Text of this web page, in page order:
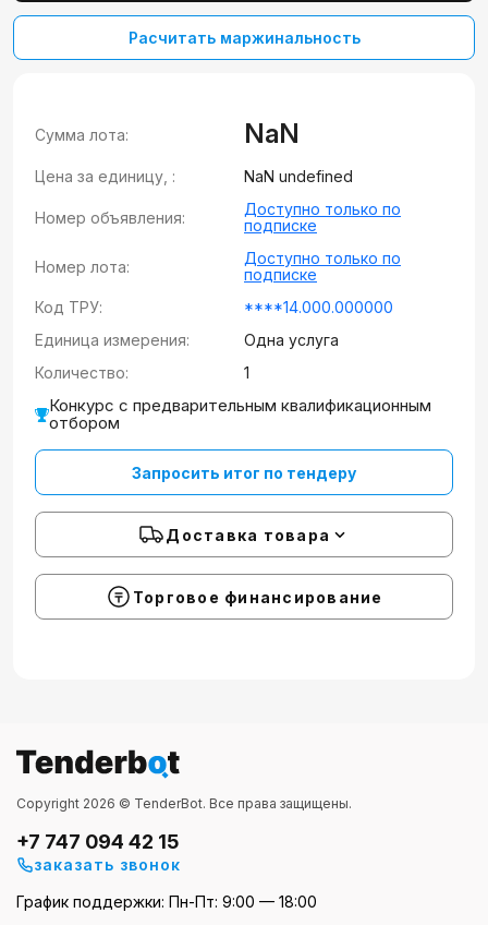
Расчитать маржинальность
Сумма лота: NaN
Цена за единицу, : NaN undefined
Номер объявления:
Доступно только по
подписке
Номер лота:
Доступно только по
подписке
Код ТРУ:
****14.000.000000
Единица измерения:
Одна услуга
Количество:
1
Конкурс с предварительным квалификационным
отбором
Запросить итог по тендеру
Доставка товара
Торговое финансирование
Copyright 2026 © TenderBot. Все права защищены.
+7 747 094 42 15
заказать звонок
График поддержки: Пн-Пт: 9:00 — 18:00